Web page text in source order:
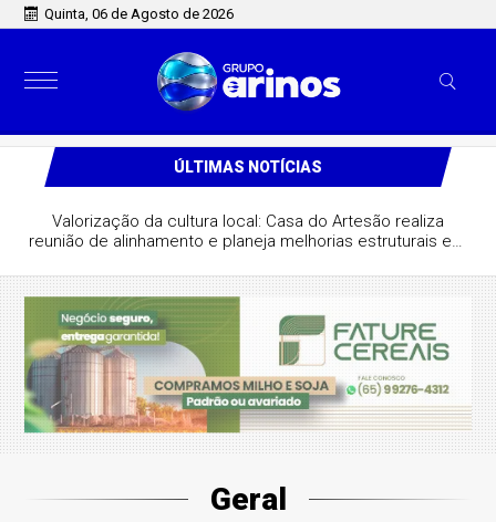
Quinta, 06 de Agosto de 2026
ÚLTIMAS NOTÍCIAS
Valorização da cultura local: Casa do Artesão realiza
reunião de alinhamento e planeja melhorias estruturais em
Geral